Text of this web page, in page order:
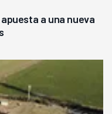
a una nueva